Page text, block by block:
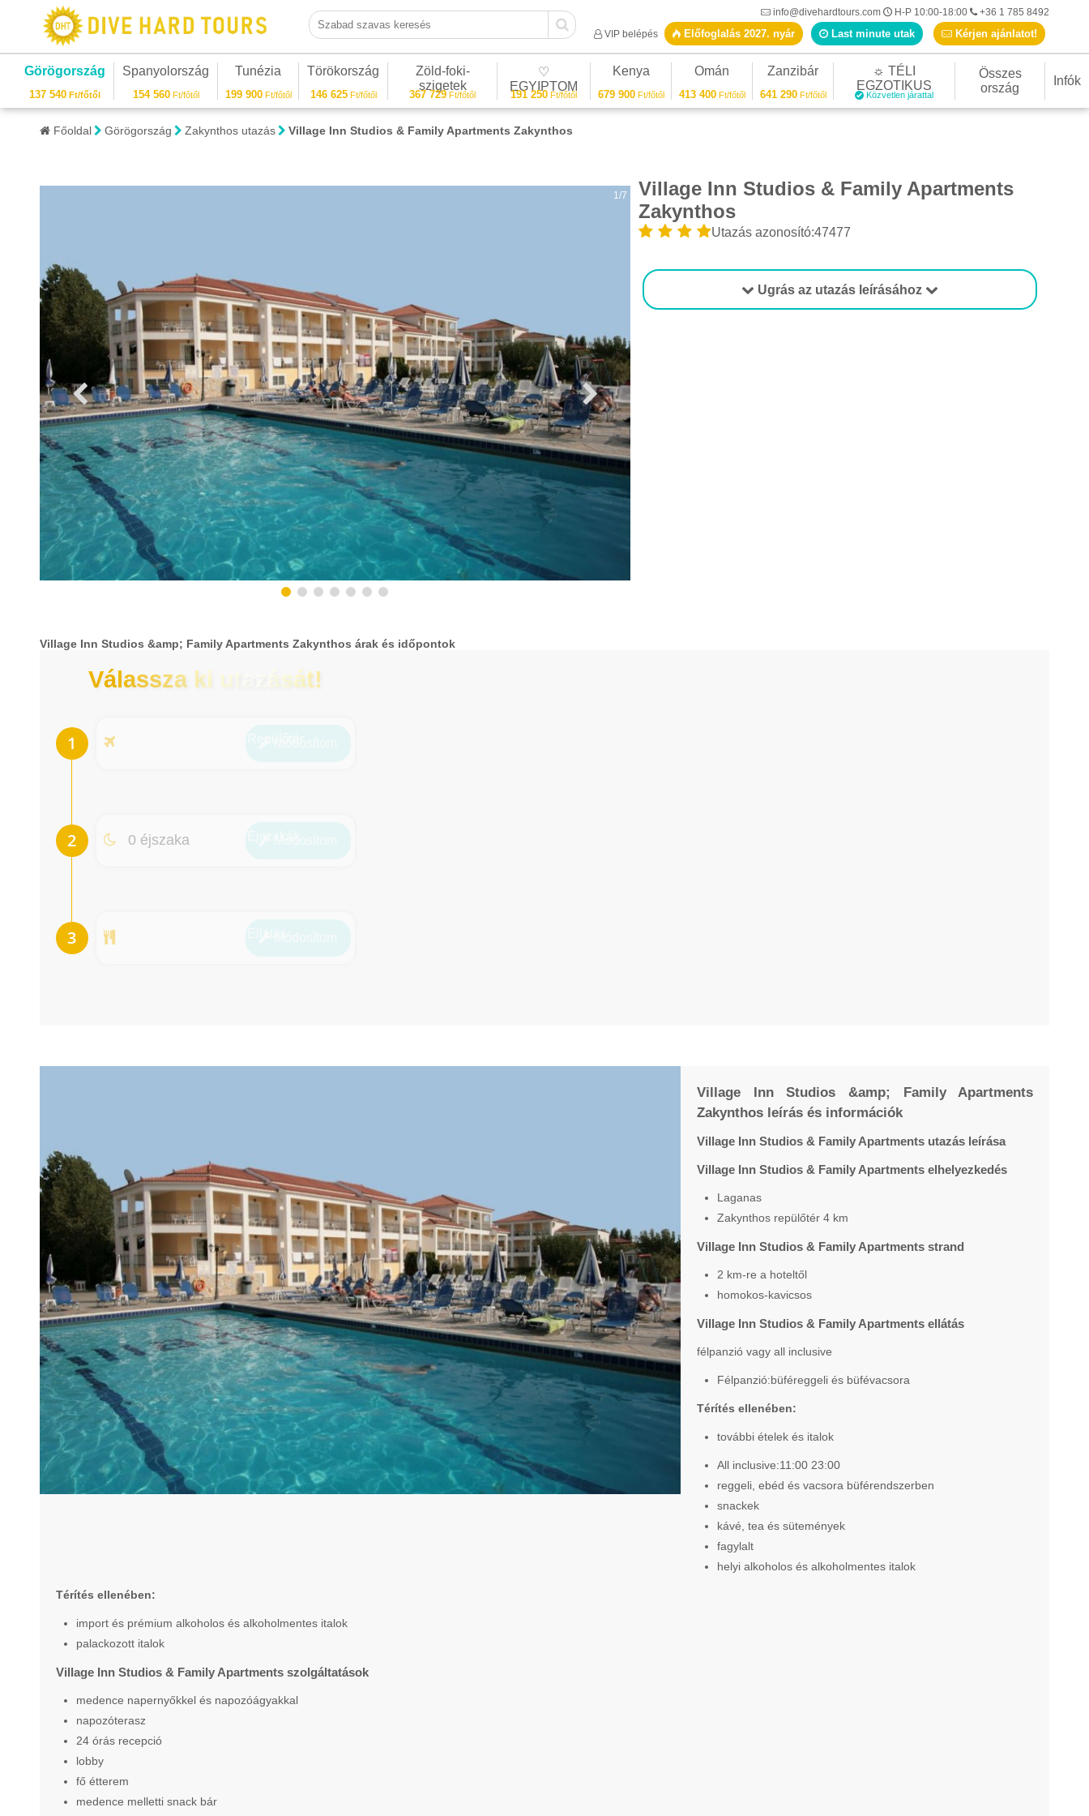
Szabad szavas keresés
info@divehardtours.com H-P 10:00-18:00
+36 1 785 8492
VIP belépés
Előfoglalás 2027. nyár Last minute utak Kérjen ajánlatot!
Görögország
137 540 Ft/főtől
Spanyolország
154 560Ft/főtől
Tunézia
199 900Ft/főtől
Törökország
146 625Ft/főtől
Zöld-foki-
szigetek
367 729 Ft/főtől
♡
EGYIPTOM
191 250 Ft/főtől
Kenya
679 900Ft/főtől
Omán
413 400Ft/főtől
Zanzibár
641 290Ft/főtől
☼ TÉLI
EGZOTIKUS
Közvetlen járattal
Összes
ország
Infók
Főoldal Görögország Zakynthos utazás Village Inn Studios & Family Apartments Zakynthos
Village Inn Studios & Family Apartments
Zakynthos
Utazás azonosító:47477
Ugrás az utazás leírásához
1/7
Village Inn Studios &amp; Family Apartments Zakynthos árak és időpontok
Válassza ki utazását!
0 éjszaka
Village Inn Studios &amp; Family Apartments
Zakynthos leírás és információk
Village Inn Studios & Family Apartments utazás leírása
Village Inn Studios & Family Apartments elhelyezkedés
Laganas
Zakynthos repülőtér 4 km
Village Inn Studios & Family Apartments strand
2 km-re a hoteltől
homokos-kavicsos
Village Inn Studios & Family Apartments ellátás
félpanzió vagy all inclusive
Félpanzió:büféreggeli és büfévacsora
Térítés ellenében:
további ételek és italok
All inclusive:11:00 23:00
reggeli, ebéd és vacsora büférendszerben
snackek
kávé, tea és sütemények
fagylalt
helyi alkoholos és alkoholmentes italok
Térítés ellenében:
import és prémium alkoholos és alkoholmentes italok
palackozott italok
Village Inn Studios & Family Apartments szolgáltatások
medence napernyőkkel és napozóágyakkal
napozóterasz
24 órás recepció
lobby
fő étterem
medence melletti snack bár